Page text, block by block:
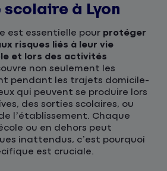
scolaire à Lyon
est essentielle pour protéger
risques liés à leur vie
et lors des activités
non seulement les
pendant les trajets domicile-
qui peuvent se produire lors
des sorties scolaires, ou
l’établissement. Chaque
ou en dehors peut
inattendus, c’est pourquoi
est cruciale.